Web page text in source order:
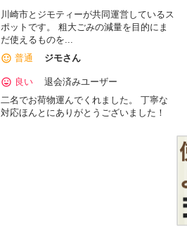
川崎市とジモティーが共同運営しているス
ポットです。 粗⼤ごみの減量を⽬的にま
だ使えるものを...
普通
ジモさん
良い
退会済みユーザー
二名でお荷物運んでくれました。 丁寧な
対応ほんとにありがとうございました！